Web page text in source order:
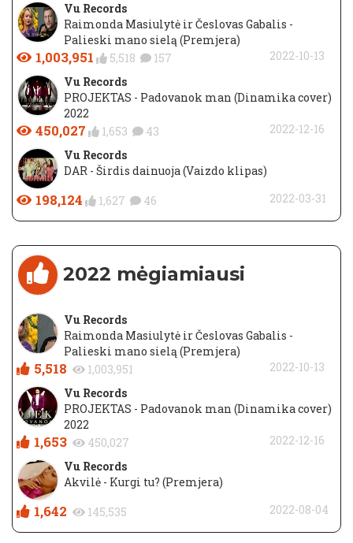
Vu Records
Raimonda Masiulytė ir Česlovas Gabalis -
Palieski mano sielą (Premjera)
1,003,951 5,518 157
2022-10-13
Vu Records
PROJEKTAS - Padovanok man (Dinamika cover)
2022
450,027 1,653 43
2022-12-16
Vu Records
DAR - Širdis dainuoja (Vaizdo klipas)
198,124 1,627 46 2022-03-31
2022 mėgiamiausi
Vu Records
Raimonda Masiulytė ir Česlovas Gabalis -
Palieski mano sielą (Premjera)
5,518 1,003,951
2022-10-13
Vu Records
PROJEKTAS - Padovanok man (Dinamika cover)
2022
1,653 450,027
2022-12-16
Vu Records
Akvilė - Kurgi tu? (Premjera)
1,642 145,535 2022-08-04